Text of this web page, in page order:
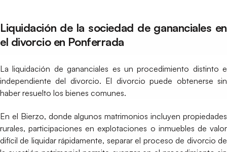
Liquidación de la sociedad de gananciales en
el divorcio en Ponferrada
La liquidación de gananciales es un procedimiento distinto e
independiente del divorcio. El divorcio puede obtenerse sin
haber resuelto los bienes comunes.
En el Bierzo, donde algunos matrimonios incluyen propiedades
rurales, participaciones en explotaciones o inmuebles de valor
difícil de liquidar rápidamente, separar el proceso de divorcio de